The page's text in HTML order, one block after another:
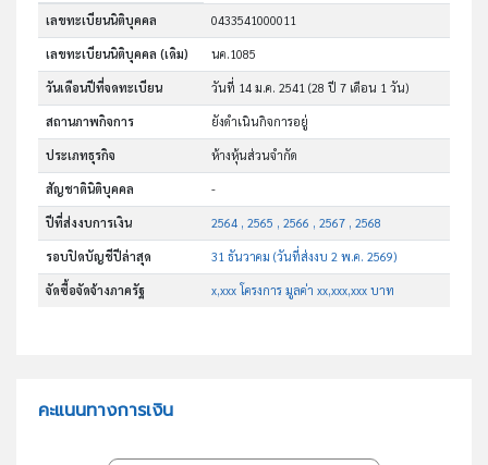
เลขทะเบียนนิติบุคคล 0433541000011
เลขทะเบียนนิติบุคคล (เดิม) นค.1085
วันเดือนปีที่จดทะเบียน วันที่ 14 ม.ค. 2541(28 ปี 7 เดือน 1 วัน)
สถานภาพกิจการ ยังดำเนินกิจการอยู่
ประเภทธุรกิจ ห้างหุ้นส่วนจำกัด
สัญชาตินิติบุคคล -
ปีที่ส่งงบการเงิน 2564 , 2565 , 2566 , 2567 , 2568
รอบปิดบัญชีปีล่าสุด 31 ธันวาคม (วันที่ส่งงบ 2 พ.ค. 2569)
จัดซื้อจัดจ้างภาครัฐ x,xxx โครงการ มูลค่า xx,xxx,xxx บาท
คะแนนทางการเงิน